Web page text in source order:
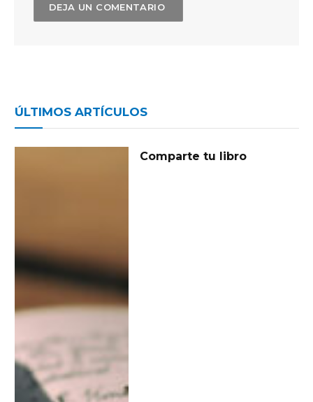
ÚLTIMOS ARTÍCULOS
Comparte tu libro